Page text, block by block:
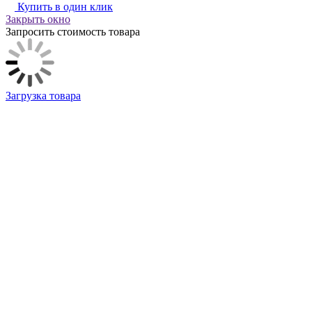
Купить в один клик
Закрыть окно
Запросить стоимость товара
Загрузка товара